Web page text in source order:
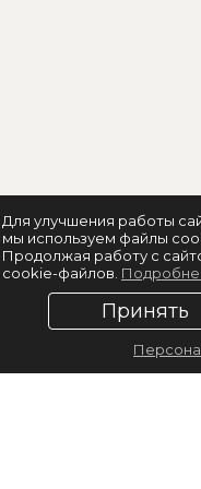
Для улучшения работы
мы используем файлы
Продолжая работу с
cookie-файлов.
Принять